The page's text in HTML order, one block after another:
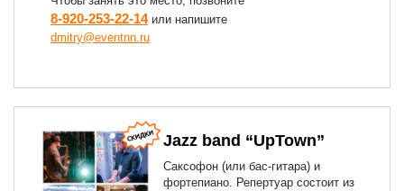
8-920-253-22-14или напишите
dmitry@eventnn.ru
Jazz band “UpTown”
Саксофон (или бас-гитара) и
фортепиано. Репертуар состоит из